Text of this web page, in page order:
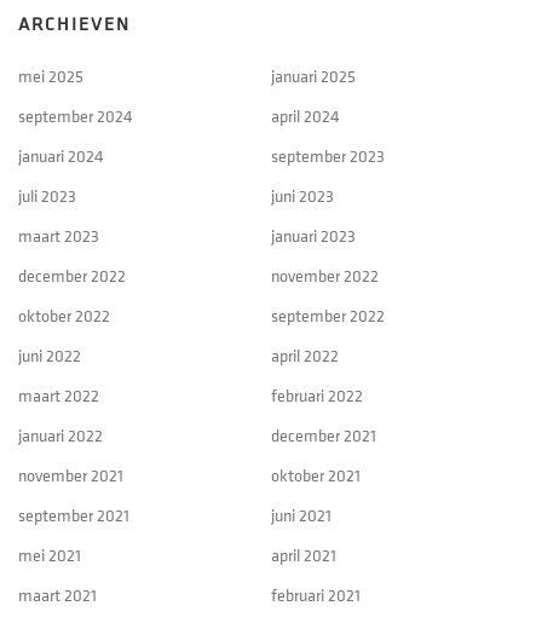
ARCHIEVEN
mei 2025
januari 2025
september 2024
april 2024
januari 2024
september 2023
juli 2023
juni 2023
maart 2023
januari 2023
december 2022
november 2022
oktober 2022
september 2022
juni 2022
april 2022
maart 2022
februari 2022
januari 2022
december 2021
november 2021
oktober 2021
september 2021
juni 2021
mei 2021
april 2021
maart 2021
februari 2021